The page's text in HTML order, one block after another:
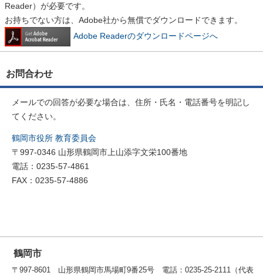
Reader）が必要です。
お持ちでない方は、Adobe社から無償でダウンロードできます。
Adobe Readerのダウンロードページへ
お問合わせ
メールでの回答が必要な場合は、住所・氏名・電話番号を明記し
てください。
鶴岡市役所 教育委員会
〒997-0346 山形県鶴岡市上山添字文栄100番地
電話：0235-57-4861
FAX：0235-57-4886
鶴岡市
〒997-8601 山形県鶴岡市馬場町9番25号 電話：0235-25-2111（代表